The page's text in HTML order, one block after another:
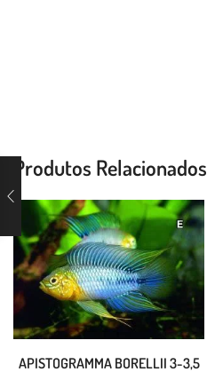
Produtos Relacionados
APISTOGRAMMA BORELLII 3-3,5